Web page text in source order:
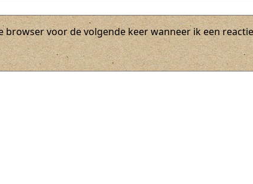
browser voor de volgende keer wanneer ik een